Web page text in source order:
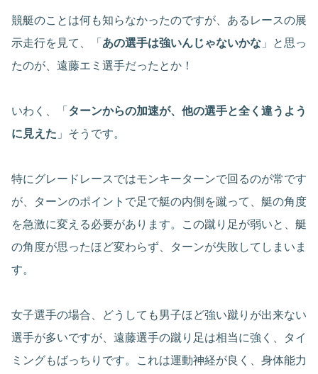
競艇のことは何も知らなかったのですが、あるレースの展
示走行を見て、「 あの選手は強いんじゃないかな 」と思っ
たのが、遠藤エミ選手だったとか！
いわく、「 ターンからの加速が、他の選手と全く違うよう
に見えた 」そうです。
特にグレードレースではモンキーターンで回るのが常です
が、ターンのポイントで足で艇の内側を蹴って、艇の角度
を急激に変える必要があります。この蹴り足が弱いと、艇
の角度が思ったほど変わらず、ターンが失敗してしまいま
す。
女子選手の場合、どうしても男子ほど強い蹴りが出来ない
選手が多いですが、遠藤選手の蹴り足は相当に強く、タイ
ミングもばっちりです。これは運動神経が良く、身体能力